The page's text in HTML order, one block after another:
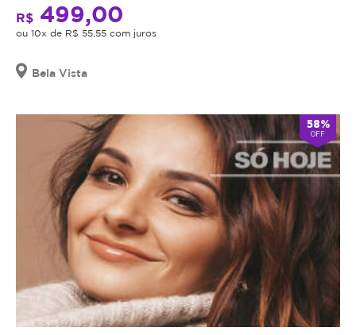
R$ 499,00
ou 10x de R$ 55,55 com juros
Bela Vista
58%
OFF